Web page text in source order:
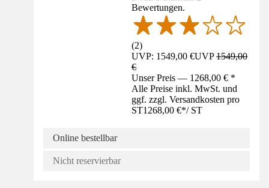
Bewertungen.
(2)
UVP: 1549,00 €UVP1549,00
€
Unser Preis — 1268,00 € *
Alle Preise inkl. MwSt. und
ggf. zzgl. Versandkosten pro
ST1268,00 €*/ ST
Online bestellbar
Nicht reservierbar